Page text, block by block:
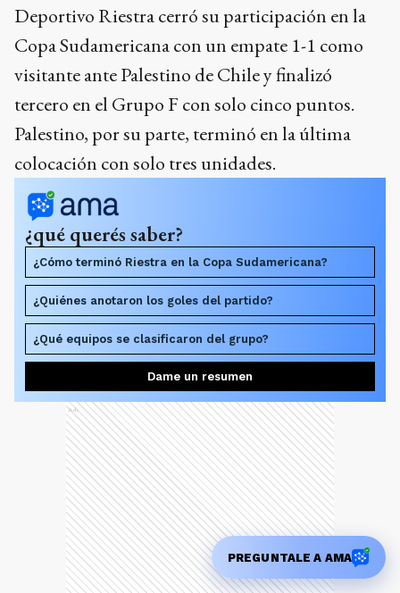
Deportivo Riestra cerró su participación en la
Copa Sudamericana con un empate 1-1 como
visitante ante Palestino de Chile y finalizó
tercero en el Grupo F con solo cinco puntos.
Palestino, por su parte, terminó en la última
colocación con solo tres unidades.
¿qué querés saber?
¿Cómo terminó Riestra en la Copa Sudamericana?
¿Quiénes anotaron los goles del partido?
¿Qué equipos se clasificaron del grupo?
Dame un resumen
Ads
PREGUNTALE A AMA